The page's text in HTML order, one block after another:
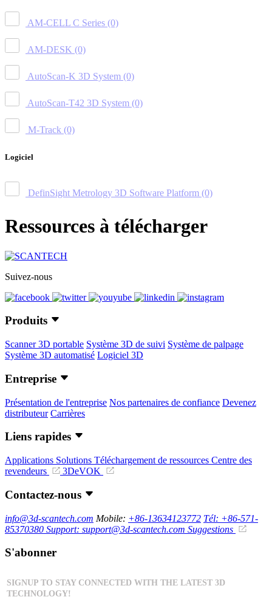
AM-CELL C Series (0)
AM-DESK (0)
AutoScan-K 3D System (0)
AutoScan-T42 3D System (0)
M-Track (0)
Logiciel
DefinSight Metrology 3D Software Platform (0)
Ressources à télécharger
Suivez-nous
Produits
Scanner 3D portable Système 3D de suivi Système de palpage
Système 3D automatisé Logiciel 3D
Entreprise
Présentation de l'entreprise Nos partenaires de confiance Devenez
distributeur Carrières
Liens rapides
Applications Solutions Téléchargement de ressources Centre des
revendeurs
3DeVOK
Contactez-nous
info@3d-scantech.com Mobile: +86-13634123772 Tél: +86-571-
85370380 Support: support@3d-scantech.com Suggestions
S'abonner